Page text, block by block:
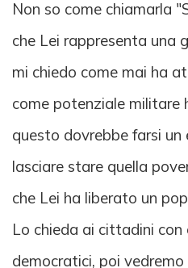
Non so come chiamarla
che Lei rappresenta una
mi chiedo come mai ha
come potenziale militare
questo dovrebbe farsi un
lasciare stare quella
che Lei ha liberato un
Lo chieda ai cittadini con
democratici, poi